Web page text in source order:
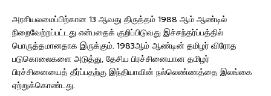
அரசியலமைப்பிற்கான 13 ஆவது திருத்தம் 1988 ஆம் ஆண்டில்
நிறைவேற்றப்பட்டது என்பதைக் குறிப்பிடுவது இச்சந்தர்ப்பத்தில்
பொருத்தமானதாக இருக்கும். 1983ஆம் ஆண்டின் தமிழர் விரோத
படுகொலைகளை அடுத்து, தேசிய பிரச்சினையான தமிழர்
பிரச்சினையைத் தீர்ப்பதற்கு இந்தியாவின் நல்லெண்ணத்தை இலங்கை
ஏற்றுக்கொண்டது.